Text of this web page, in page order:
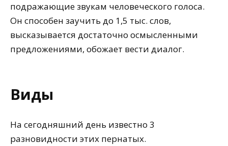
подражающие звукам человеческого голоса.
Он способен заучить до 1,5 тыс. слов,
высказывается достаточно осмысленными
предложениями, обожает вести диалог.
Виды
На сегодняшний день известно 3
разновидности этих пернатых.